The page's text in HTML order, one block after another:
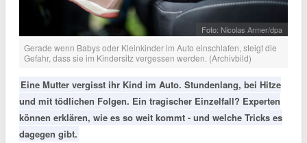
Foto: Nicolas Armer/dpa
Gerade wenn Babys oder Kleinkinder im Auto einschlafen, steigt die
Gefahr, dass sie im Kindersitz vergessen werden. (Archivbild)
Eine Mutter vergisst ihr Kind im Auto. Stundenlang, bei Hitze
und mit tödlichen Folgen. Ein tragischer Einzelfall? Experten
können erklären, wie es so weit kommt - und welche Tricks es
dagegen gibt.